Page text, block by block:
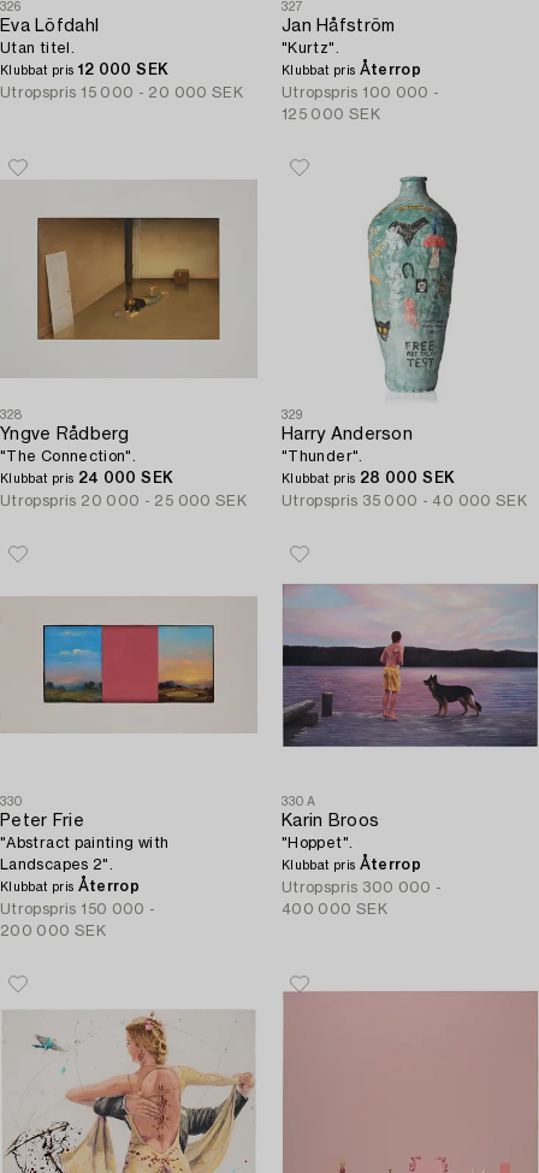
326
Eva Löfdahl
Utan titel.
Klubbat pris 12 000 SEK
Utropspris 15 000 - 20 000 SEK
327
Jan Håfström
"Kurtz".
Klubbat pris Återrop
Utropspris 100 000 -
125 000 SEK
328
Yngve Rådberg
"The Connection".
Klubbat pris 24 000 SEK
Utropspris 20 000 - 25 000 SEK
329
Harry Anderson
"Thunder".
Klubbat pris 28 000 SEK
Utropspris 35 000 - 40 000 SEK
330
Peter Frie
"Abstract painting with
Landscapes 2".
Klubbat pris Återrop
Utropspris 150 000 -
200 000 SEK
330A
Karin Broos
"Hoppet".
Klubbat pris Återrop
Utropspris 300 000 -
400 000 SEK